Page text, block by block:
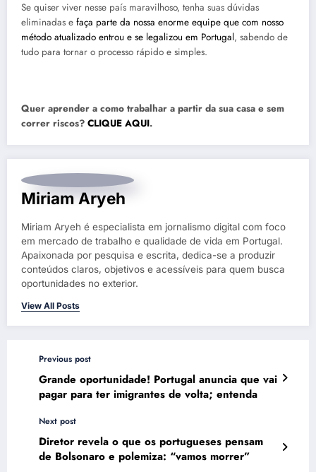
Se quiser viver nesse país maravilhoso, tenha suas dúvidas
eliminadas e faça parte da nossa enorme equipe que com nosso
método atualizado entrou e se legalizou em Portugal, sabendo de
tudo para tornar o processo rápido e simples.
Quer aprender a como trabalhar a partir da sua casa e sem
correr riscos? CLIQUE AQUI.
Miriam Aryeh
Miriam Aryeh é especialista em jornalismo digital com foco
em mercado de trabalho e qualidade de vida em Portugal.
Apaixonada por pesquisa e escrita, dedica-se a produzir
conteúdos claros, objetivos e acessíveis para quem busca
oportunidades no exterior.
View All Posts
Previous post
Grande oportunidade! Portugal anuncia que vai
pagar para ter imigrantes de volta; entenda
Next post
Diretor revela o que os portugueses pensam
de Bolsonaro e polemiza: “vamos morrer”